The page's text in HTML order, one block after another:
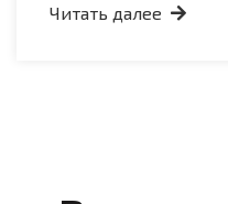
Читать далее